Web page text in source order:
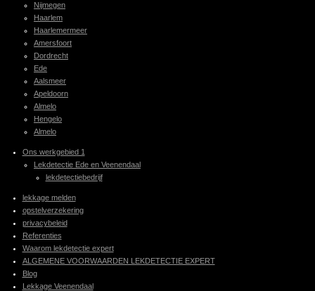
Nijmegen
Haarlem
Haarlemermeer
Amersfoort
Dordrecht
Ede
Aalsmeer
Apeldoorn
Almelo
Hengelo
Almelo
Ons werkgebied 1
Lekdetectie Ede en Veenendaal
lekdetectiebedrijf
lekkage melden
opstelverzekering
privacybeleid
Referenties
Waarom lekdetectie expert
ALGEMENE VOORWAARDEN LEKDETECTIE EXPERT
Blog
Lekkage Veenendaal